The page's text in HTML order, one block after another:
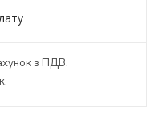
з ПДВ.